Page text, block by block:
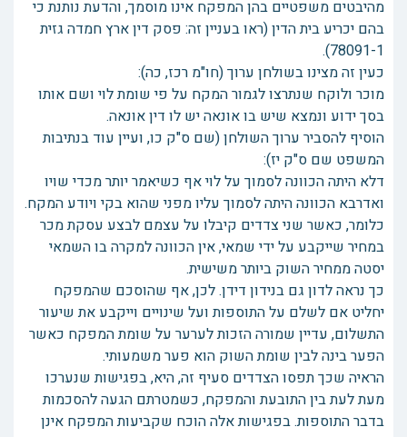
מהיבטים משפטיים בהן המפקח אינו מוסמך, והדעת נותנת כי
בהם יכריע בית הדין (ראו בעניין זה: פסק דין ארץ חמדה גזית
78091-1).
כעין זה מצינו בשולחן ערוך (חו"מ רכז, כה):
מוכר ולוקח שנתרצו לגמור המקח על פי שומת לוי ושם אותו
בסך ידוע ונמצא שיש בו אונאה יש לו דין אונאה.
הוסיף להסביר ערוך השולחן (שם ס"ק כו, ועיין עוד בנתיבות
המשפט שם ס"ק יז):
דלא היתה הכוונה לסמוך על לוי אף כשיאמר יותר מכדי שויו
ואדרבא הכוונה היתה לסמוך עליו מפני שהוא בקי ויודע המקח.
כלומר, כאשר שני צדדים קיבלו על עצמם לבצע עסקת מכר
במחיר שייקבע על ידי שמאי, אין הכוונה למקרה בו השמאי
יסטה ממחיר השוק ביותר משישית.
כך נראה לדון גם בנידון דידן. לכן, אף שהוסכם שהמפקח
יחליט אם לשלם על התוספות ועל שינויים וייקבע את שיעור
התשלום, עדיין שמורה הזכות לערער על שומת המפקח כאשר
הפער בינה לבין שומת השוק הוא פער משמעותי.
הראיה שכך תפסו הצדדים סעיף זה, היא, בפגישות שנערכו
מעת לעת בין התובעת והמפקח, כשמטרתם הגעה להסכמות
בדבר התוספות. בפגישות אלה הוכח שקביעות המפקח אינן